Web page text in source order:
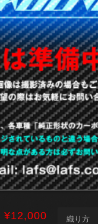
¥12,000 織り方